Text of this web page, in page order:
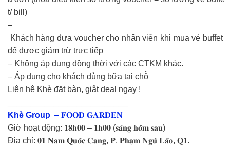
t/ bill)
–
Khách hàng đưa voucher cho nhân viên khi mua vé buffet
để được giảm trừ trực tiếp
– Không áp dụng đồng thời với các CTKM khác.
– Áp dụng cho khách dùng bữa tại chỗ
Liên hệ Khè đặt bàn, giật deal ngay !
Khè Group – 𝐅𝐎𝐎𝐃 𝐆𝐀𝐑𝐃𝐄𝐍
Giờ hoạt động: 𝟏𝟖𝐡𝟎𝟎 – 𝟏𝐡𝟎𝟎 (𝐬𝐚́𝐧𝐠 𝐡𝐨̂𝐦 𝐬𝐚𝐮)
Địa chỉ: 𝟎𝟏 𝐍𝐚𝐦 𝐐𝐮𝐨̂́𝐜 𝐂𝐚𝐧𝐠, 𝐏. 𝐏𝐡𝐚̣𝐦 𝐍𝐠𝐮̃ 𝐋𝐚̃𝐨, 𝐐𝟏.